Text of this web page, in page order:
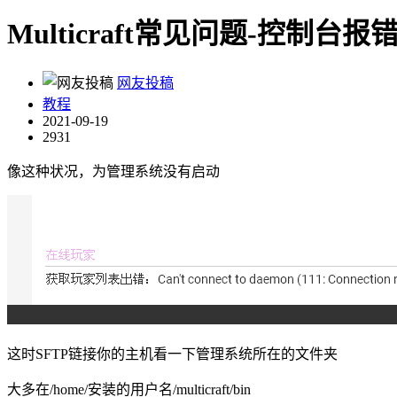
Multicraft常见问题-控制台报
网友投稿
教程
2021-09-19
2931
像这种状况，为管理系统没有启动
这时SFTP链接你的主机看一下管理系统所在的文件夹
大多在/home/安装的用户名/multicraft/bin